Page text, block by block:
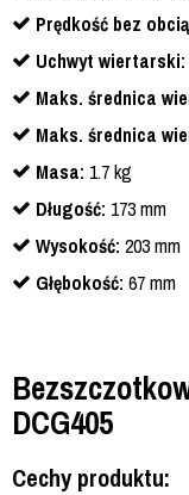
Prędkość bez
Uchwyt wiertarski:
Maks. średnica
Maks. średnica
Masa: 1.7 kg
Długość: 173 mm
Wysokość: 203 mm
Głębokość: 67 mm
DCG405
Cechy produktu: